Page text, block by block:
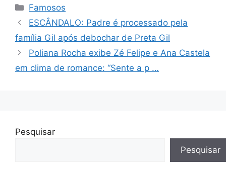
Categorias
Famosos
ESCÂNDALO: Padre é processado pela
família Gil após debochar de Preta Gil
Poliana Rocha exibe Zé Felipe e Ana Castela
em clima de romance: “Sente a p …
Pesquisar
Pesquisar